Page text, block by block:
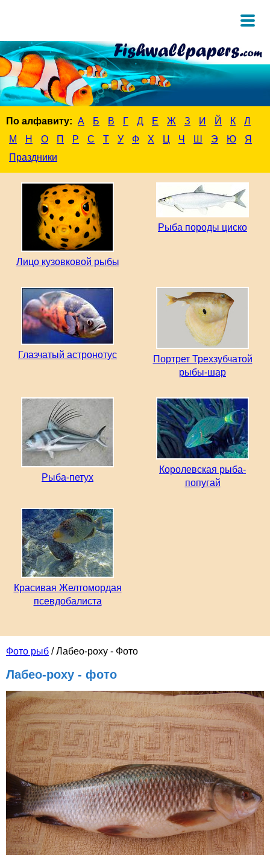
По алфавиту: А Б В Г Д Е Ж З И Й К
Л
М
Н О П Р С Т У Ф Х Ц Ч Ш Э Ю
Я
Праздники
Фото рыб / Лабео-роху - Фото
Лабео-роху - фото
Лицо кузовковой рыбы
Рыба породы циско
Глазчатый астронотус
Портрет Трехзубчатой
рыбы-шар
Рыба-петух
Королевская рыба-
попугай
Красивая Желтомордая
псевдобалиста